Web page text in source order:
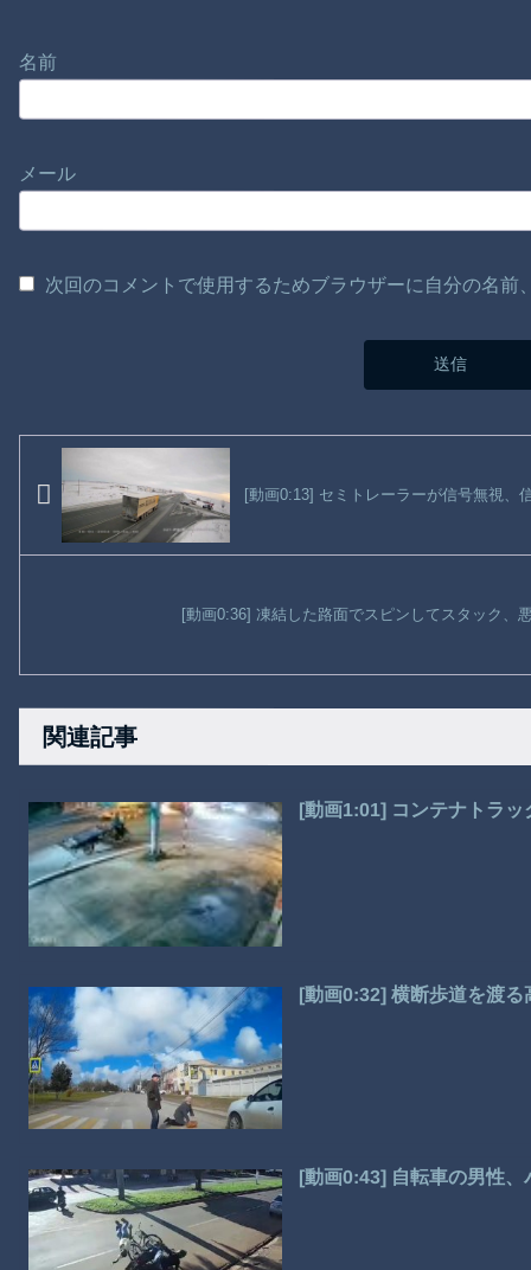
名前
メール
次回のコメントで使用するためブラウザーに自分の名
[動画0:13] セミトレーラーが信号無視、
[動画0:36] 凍結した路面でスピンしてスタック、
関連記事
[動画1:01] コンテナトラ
[動画0:32] 横断歩道を渡
[動画0:43] 自転車の男性